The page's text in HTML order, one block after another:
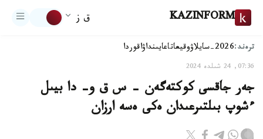
KAZINFORM ق ز
ترەند:2026-سايلاۋ وقيعاتاعايىنداۋاقوردا
07:36, 24 شىلدە 2024
جەر جاقسى كوكتەگەن - س ق و- دا بيىل
ءشوپ بىلتىرعىدان ەكى ەسە ارزان